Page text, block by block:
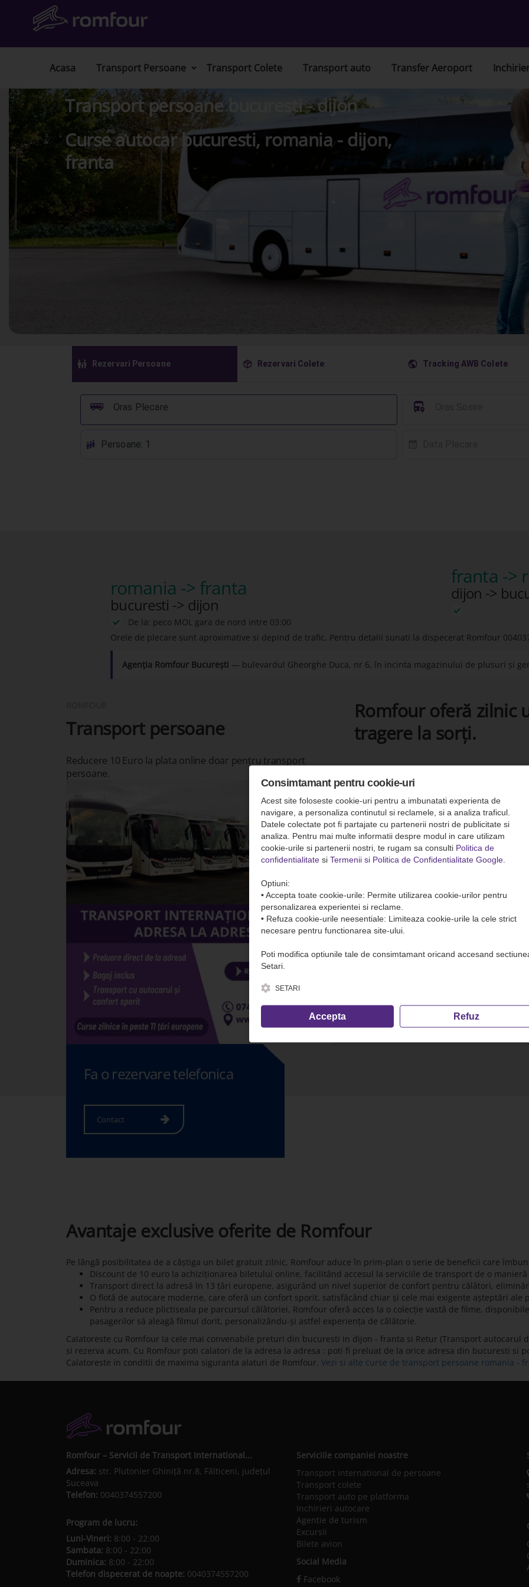
Acasa Transport Persoane Transport Colete Transport auto Transfer Aeroport
Transport persoane bucuresti - dijon
Curse autocar bucuresti, romania - dijon,
franta
󱠣 Rezervari Persoane 󰏗 Rezervari Colete 󰇧 Tracking AWB Colete
Oras Plecare
󰞠 󱈒
󱕱 Persoane: 1
romania -> franta
bucuresti -> dijon
De la: peco MOL gara de nord intre 03:00
franta ->
dijon ->
Orele de plecare sunt aproximative si depind de trafic. Pentru detalii sunati la dispecerat Romfour
Agenția Romfour București — bulevardul Gheorghe Duca, nr 6, în incinta magazinului de plusuri și
Transport persoane
Reducere 10 Euro la plata online doar pentru transport
persoane.
Fa o rezervare telefonica
Contact
Romfour oferă zilnic
tragere la sorți.
Avantaje exclusive oferite de Romfour
Pe lângă posibilitatea de a câștiga un bilet gratuit zilnic, Romfour aduce în prim-plan o serie de beneficii care
Discount de 10 euro la achiziționarea biletului online, facilitând accesul la serviciile de transport de o
Transport direct la adresă în 13 țări europene, asigurând un nivel superior de confort pentru călători,
O flotă de autocare moderne, care oferă un confort sporit, satisfăcând chiar și cele mai exigente așteptări ale
Pentru a reduce plictiseala pe parcursul călătoriei, Romfour oferă acces la o colecție vastă de filme,
pasagerilor să aleagă filmul dorit, personalizându-și astfel experiența de călătorie.
Calatoreste cu Romfour la cele mai convenabile preturi din bucuresti in dijon - franta si Retur (Transport autocarul
si rezerva acum. Cu Romfour poti calatori de la adresa la adresa : poti fi preluat de la orice adresa din bucuresti si
Calatoreste in conditii de maxima siguranta alaturi de Romfour. Vezi si alte curse de transport persoane romania -
Romfour – Servicii de Transport International...
Adresa: str. Plutonier Ghiniţă nr.8, Fălticeni, judeţul
Suceava
Telefon: 0040374557200
Program de lucru:
Luni-Vineri: 8:00 - 22:00
Sambata: 8:00 - 22:00
Duminica: 8:00 - 22:00
Telefon dispecerat de noapte: 0040374557200
Serviciile companiei noastre
Transport international de persoane
Transport colete
Transport auto pe platforma
Inchirieri autocare
Agentie de turism
Excursii
Bilete avion
Social Media
Facebook
Consimtamant pentru cookie-uri
Acest site foloseste cookie-uri pentru a imbunatati experienta de
navigare, a personaliza continutul si reclamele, si a analiza traficul.
Datele colectate pot fi partajate cu partenerii nostri de publicitate si
analiza. Pentru mai multe informatii despre modul in care utilizam
cookie-urile si partenerii nostri, te rugam sa consulti Politica de
confidentialitate si Termenii si Politica de Confidentialitate Google
Optiuni:
• Accepta toate cookie-urile: Permite utilizarea cookie-urilor pentru
personalizarea experientei si reclame.
• Refuza cookie-urile neesentiale: Limiteaza cookie-urile la cele strict
necesare pentru functionarea site-ului.
Poti modifica optiunile tale de consimtamant oricand accesand
Setari.
SETARI
Accepta Refuz